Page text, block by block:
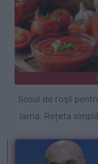
Sosul de roșii
iarna. Rețeta